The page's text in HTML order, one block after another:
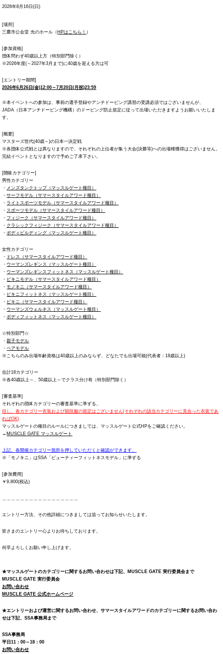
2026年8月16日(日)
[場所]
三鷹市公会堂 光のホール（ HPはこちら！ ）
[参加資格]
団体問わず40歳以上方（特別部門除く）
※2026年度(～2027年3月まで)に40歳を迎える方は可
[エントリー期間]
2026年6月26日(金)12:00～7月20日(月祝)23:59
※本イベントへの参加は、事前の選手登録やアンチドーピング講習の受講必須ではございませんが、
JADA（日本アンチドーピング機構）のドーピング防止規定に従って出場いただきますようお願いいたしま
す。
[概要]
マスターズ世代(40歳～)の日本一決定戦
※各団体公式戦とは異なりますので、それぞれの上位者が集う大会(決勝等)への出場権獲得はございません。
完結イベントとなりますので予めご了承下さい。
[開催カテゴリー]
男性カテゴリー
・ メンズタンクトップ（マッスルゲート種目）
・サーフモデル（サマースタイルアワード種目）
・ ライトスポーツモデル（サマースタイルアワード種目）
・ スポーツモデル（サマースタイルアワード種目）
・ フィジーク（サマースタイルアワード種目）
・ クラシックフィジーク（サマースタイルアワード種目）
・ボディビルディング（マッスルゲート種目）
女性カテゴリー
・ ドレス（サマースタイルアワード種目）
・ ウーマンズレギンス（マッスルゲート種目）
・ ウーマンズレギンスフィットネス（マッスルゲート種目）
・ ビキニモデル（サマースタイルアワード種目）
・モノキニ（サマースタイルアワード種目）
・ ビキニフィットネス（マッスルゲート種目）
・ ビキニ（サマースタイルアワード種目）
・ ウーマンズウェルネス（マッスルゲート種目）
・ボディフィットネス（マッスルゲート種目）
☆特別部門☆
・親子モデル
・ペアモデル
※こちらのみ出場年齢資格は40歳以上のみならず、どなたでも出場可能(代表者：18歳以上)
合計18カテゴリー
※各40歳以上～、50歳以上～でクラス分け有（特別部門除く）
[審査基準]
それぞれの団体カテゴリーの審査基準に準ずる。
但し、各カテゴリー衣装および競技服の規定はございません(それぞれの該当カテゴリーに見合った衣装であ
ればOK)
マッスルゲートの種目のルールにつきましては、マッスルゲート公式HPをご確認ください。
→ MUSCLE GATE マッスルゲート
上記、各開催カテゴリー箇所を押していただくと確認ができます。
※「モノキニ」はSSA「ビューティーフィットネスモデル」に準ずる
[参加費用]
￥9,800(税込)
エントリー方法、その他詳細につきましては追ってお知らせいたします。
皆さまのエントリー心よりお待ちしております。
何卒よろしくお願い申し上げます。
★マッスルゲートのカテゴリーに関するお問い合わせは下記、MUSCLE GATE 実行委員会まで
MUSCLE GATE 実行委員会
お問い合わせ
MUSCLE GATE 公式ホームページ
★エントリーおよび運営に関するお問い合わせ、サマースタイルアワードのカテゴリーに関するお問い合わ
せは下記、SSA事務局まで
SSA事務局
平日11：00～18：00
お問い合わせ